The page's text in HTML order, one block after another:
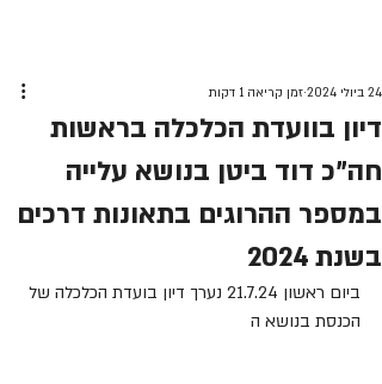
דיון בוועדת הכלכלה בראשות
חה"כ דוד ביטן בנושא עלייה
במספר ההרוגים בתאונות דרכים
בשנת 2024
24 ביולי 2024 זמן קריאה 1 דקות
ביום ראשון 21.7.24 נערך דיון בועדת הכלכלה של
הכנסת בנושא ה